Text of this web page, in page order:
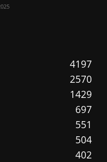
4197
2570
1429
697
551
504
402